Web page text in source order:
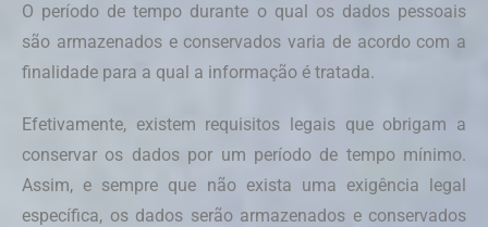
O período de tempo durante o qual os dados pessoais
são armazenados e conservados varia de acordo com a
finalidade para a qual a informação é tratada.
Efetivamente, existem requisitos legais que obrigam a
conservar os dados por um período de tempo mínimo.
Assim, e sempre que não exista uma exigência legal
específica, os dados serão armazenados e conservados